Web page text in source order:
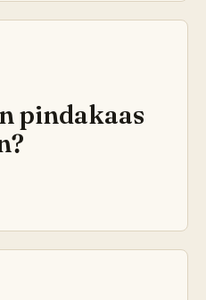
pindakaas